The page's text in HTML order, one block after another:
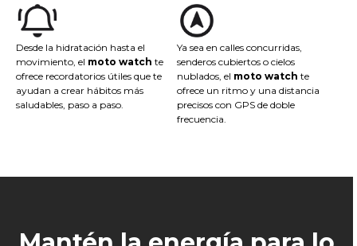
Desde la hidratación hasta el
movimiento, el moto watch te
ofrece recordatorios útiles que te
ayudan a crear hábitos más
saludables, paso a paso.
Ya sea en calles concurridas,
senderos cubiertos o cielos
nublados, el moto watch te
ofrece un ritmo y una distancia
precisos con GPS de doble
frecuencia.